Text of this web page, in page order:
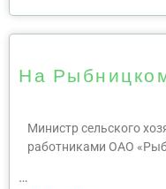
На
Министр сельского
работниками ОАО
…